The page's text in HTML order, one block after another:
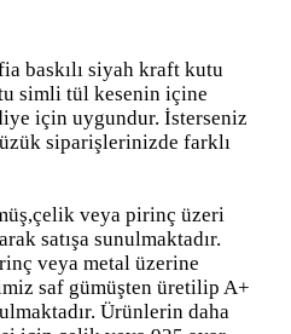
baskılı siyah kraft kutu
simli tül kesenin içine
için uygundur. İsterseniz
siparişlerinizde farklı
veya pirinç üzeri
satışa sunulmaktadır.
veya metal üzerine
saf gümüşten üretilip A+
Ürünlerin daha